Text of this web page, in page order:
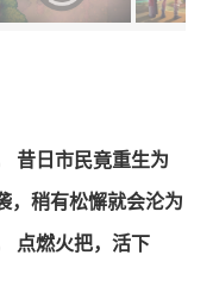
昔日市民竟重生为
，稍有松懈就会沦为
点燃火把，活下